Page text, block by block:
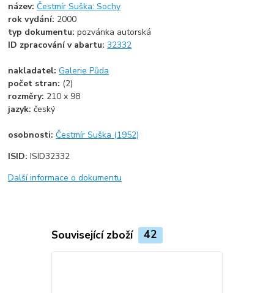
název: Čestmír Suška: Sochy
rok vydání: 2000
typ dokumentu:pozvánka autorská
ID zpracování v abartu:32332
nakladatel:Galerie Půda
počet stran: (2)
rozměry: 210 x 98
jazyk:český
osobnosti: Čestmír Suška (1952)
ISID:ISID32332
Další informace o dokumentu
Související zboží 42